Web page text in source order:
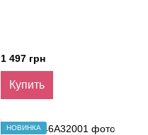
1 497 грн
Купить
НОВИНКА